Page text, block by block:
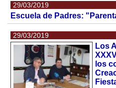
29/03/2019
Escuela de Padres:
29/03/2019
Los
los